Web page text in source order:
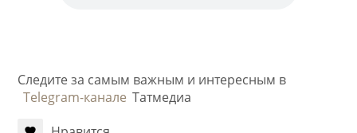
Следите за самым важным и интересным в
Telegram-канале Татмедиа